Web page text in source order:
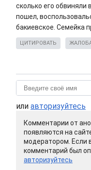
сколько его обвиняли
пошел,
бакиевское. Семейка
ЦИТИРОВАТЬ
или авторизуйтесь
Комментарии от
появляются на
модератором. Если
комментарий был
авторизуйтесь